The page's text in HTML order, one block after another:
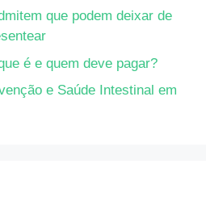
que podem deixar de
é e quem deve pagar?
e Saúde Intestinal em